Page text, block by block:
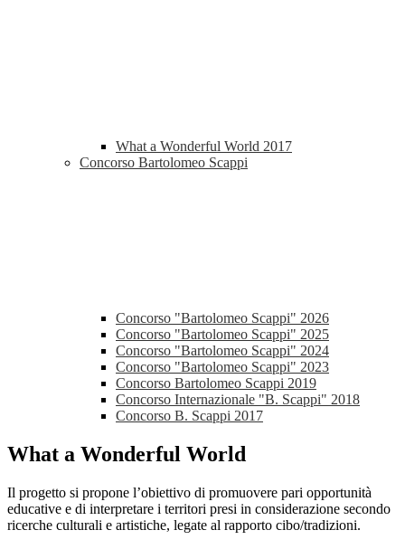
What a Wonderful World 2017
Concorso Bartolomeo Scappi
Concorso "Bartolomeo Scappi" 2026
Concorso "Bartolomeo Scappi" 2025
Concorso "Bartolomeo Scappi" 2024
Concorso "Bartolomeo Scappi" 2023
Concorso Bartolomeo Scappi 2019
Concorso Internazionale "B. Scappi" 2018
Concorso B. Scappi 2017
What a Wonderful World
Il progetto si propone l’obiettivo di promuovere pari opportunità
educative e di interpretare i territori presi in considerazione secondo
ricerche culturali e artistiche, legate al rapporto cibo/tradizioni.